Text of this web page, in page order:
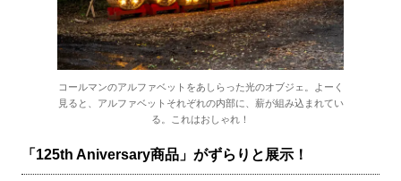
コールマンのアルファベットをあしらった光のオブジェ。よーく
見ると、アルファベットそれぞれの内部に、薪が組み込まれてい
る。これはおしゃれ！
「125th Aniversary商品」がずらりと展示！